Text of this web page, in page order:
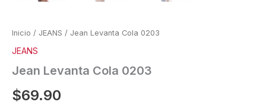
Inicio / JEANS / Jean Levanta Cola 0203
JEANS
Jean Levanta Cola 0203
$69.90